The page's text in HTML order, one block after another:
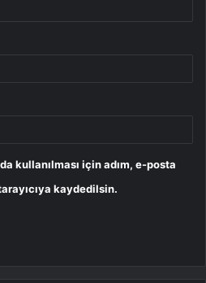
kullanılması için adım, e-posta
kaydedilsin.